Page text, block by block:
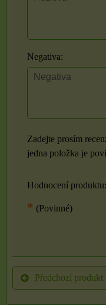
Negativa:
Zadejte prosím
jedna položka je
Hodnocení produktu:
* (Povinné)
Předchozí produkt